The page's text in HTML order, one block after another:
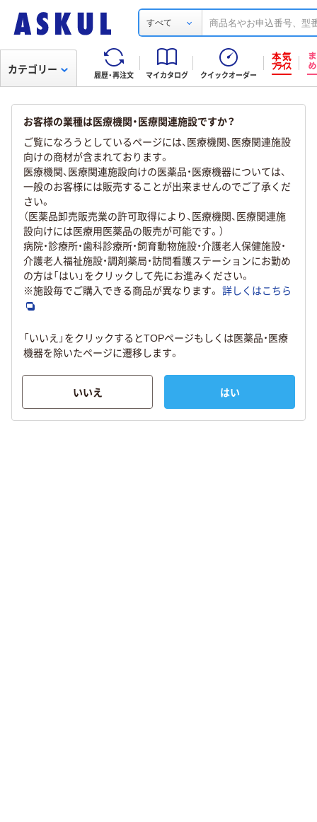
すべて
履歴・再注文 マイカタログ クイックオーダー
カテゴリー
お客様の業種は医療機関・医療関連施設ですか？
ご覧になろうとしているページには、医療機関、医療関連施設
向けの商材が含まれております。
医療機関、医療関連施設向けの医薬品・医療機器については、
一般のお客様には販売することが出来ませんのでご了承くだ
さい。
（医薬品卸売販売業の許可取得により、医療機関、医療関連施
設向けには医療用医薬品の販売が可能です。）
病院・診療所・歯科診療所・飼育動物施設・介護老人保健施設・
介護老人福祉施設・調剤薬局・訪問看護ステーションにお勤め
の方は「はい」をクリックして先にお進みください。
※施設毎でご購入できる商品が異なります。 詳しくはこちら
「いいえ」をクリックするとTOPページもしくは医薬品・医療
機器を除いたページに遷移します。
いいえ はい